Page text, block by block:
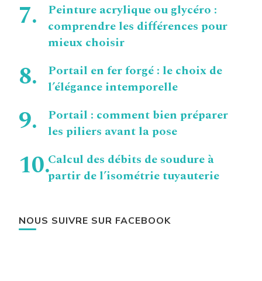
Peinture acrylique ou glycéro :
comprendre les différences pour
mieux choisir
Portail en fer forgé : le choix de
l’élégance intemporelle
Portail : comment bien préparer
les piliers avant la pose
Calcul des débits de soudure à
partir de l’isométrie tuyauterie
NOUS SUIVRE SUR FACEBOOK